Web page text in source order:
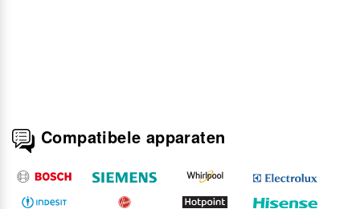
Compatibele apparaten